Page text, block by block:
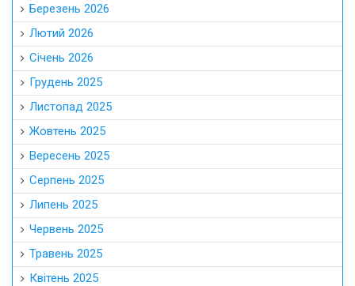
Березень 2026
Лютий 2026
Січень 2026
Грудень 2025
Листопад 2025
Жовтень 2025
Вересень 2025
Серпень 2025
Липень 2025
Червень 2025
Травень 2025
Квітень 2025